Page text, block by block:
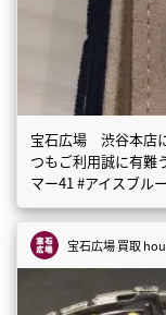
宝石広場 渋谷本店
つもご利用誠に有
マー41 #アイスブ
宝石広場 買取